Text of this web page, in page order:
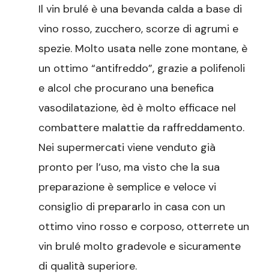
Il vin brulé è una bevanda calda a base di
vino rosso, zucchero, scorze di agrumi e
spezie. Molto usata nelle zone montane, è
un ottimo “antifreddo”, grazie a polifenoli
e alcol che procurano una benefica
vasodilatazione, èd è molto efficace nel
combattere malattie da raffreddamento.
Nei supermercati viene venduto già
pronto per l’uso, ma visto che la sua
preparazione è semplice e veloce vi
consiglio di prepararlo in casa con un
ottimo vino rosso e corposo, otterrete un
vin brulé molto gradevole e sicuramente
di qualità superiore.